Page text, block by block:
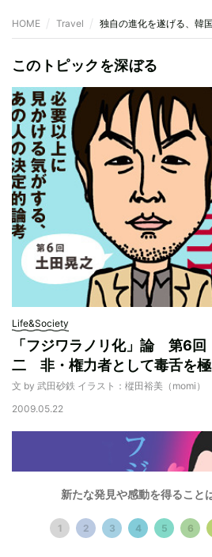
新たな発見や感動を得ること
1 2 3 4 5 6
HOME Travel 独自の進化を遂げる、韓
このトピックを深ぼる
Life&Society
「フジワラノリ化」論 第6
二 非・権力者として毒舌を
文 by 武田砂鉄 イラスト：樅田裕美（momi）
2009.05.22